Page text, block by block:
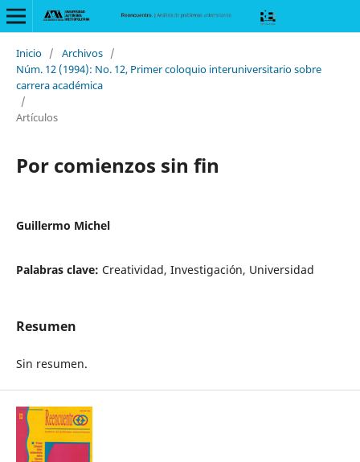
Inicio / Archivos /
Núm. 12 (1994): No. 12, Primer coloquio interuniversitario sobre
carrera académica
/
Artículos
Por comienzos sin fin
Guillermo Michel
Palabras clave: Creatividad, Investigación, Universidad
Resumen
Sin resumen.